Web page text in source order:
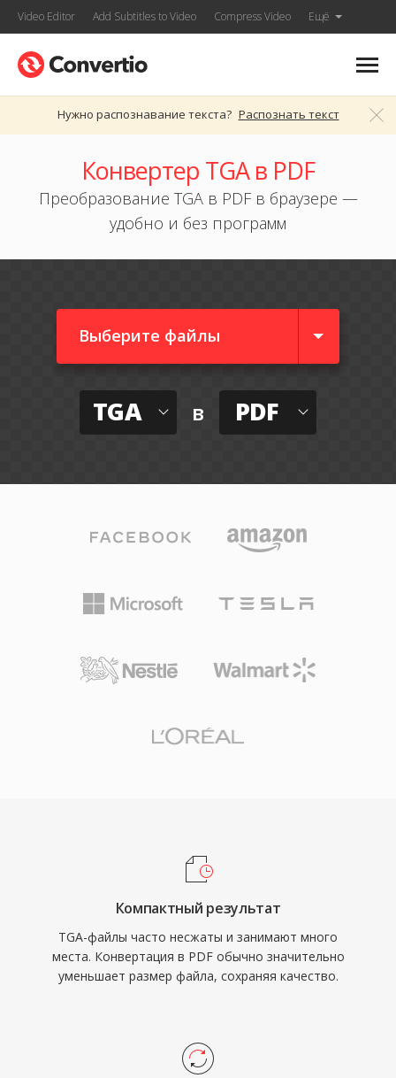
Video Editor Add Subtitles to Video Compress Video Ещё
Нужно распознавание текста? Распознать текст
Конвертер TGA в PDF
Преобразование TGA в PDF в браузере —
удобно и без программ
Выберите файлы
TGA в PDF
Компактный результат
TGA-файлы часто несжаты и занимают много
места. Конвертация в PDF обычно значительно
уменьшает размер файла, сохраняя качество.